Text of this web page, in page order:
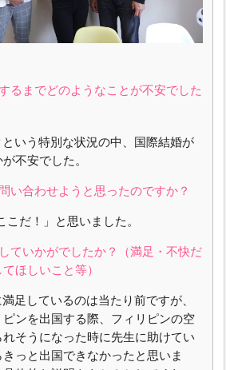
までどのようなことが不安でした
いう特別な状況の中、国際結婚が
不安でした。
合わせようと思ったのですか？
だ！」と思いました。
ていかがでしたか？（満足・不快だ
ほしいこと等）
足しているのは当たり前ですが、
ンを出国する際、フィリピンの空
そうになった時に先生に助けてい
っと出国できなかったと思いま